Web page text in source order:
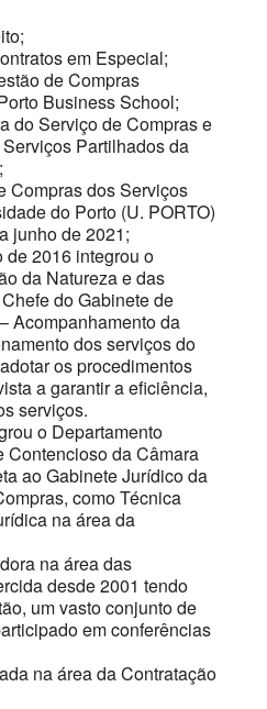
em Especial;
de Compras
Business School;
do Serviço de Compras e
Partilhados da
Compras dos Serviços
do Porto (U. PORTO)
junho de 2021;
de 2016 integrou o
da Natureza e das
do Gabinete de
Acompanhamento da
dos serviços do
os procedimentos
a garantir a eficiência,
serviços.
o Departamento
Contencioso da Câmara
ao Gabinete Jurídico da
como Técnica
na área da
na área das
desde 2001 tendo
um vasto conjunto de
em conferências
na área da Contratação